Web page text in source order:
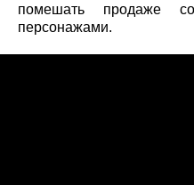
помешать продаже
персонажами.